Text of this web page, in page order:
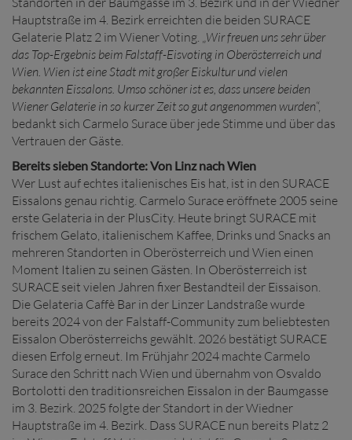
Hauptstraße im 4. Bezirk erreichten die beiden SURACE
Gelaterie Platz 2 im Wiener Voting. „Wir freuen uns sehr über
das Top-Ergebnis beim Falstaff-Eisvoting in Oberösterreich und
Wien. Wien ist eine Stadt mit großer Eiskultur und vielen
bekannten Eissalons. Umso schöner ist es, dass unsere beiden
Wiener Gelaterie in so kurzer Zeit so gut angenommen wurden“,
bedankt sich Carmelo Surace über jede Stimme und über das
Vertrauen der Gäste.
Bereits sieben Standorte: Von Linz nach Wien
Wer Lust auf echtes italienisches Eis hat, ist in den SURACE
Eissalons genau richtig. Carmelo Surace eröffnete 2005 seine
erste Gelateria in der PlusCity. Heute bringt SURACE mit
frischem Gelato, italienischem Kaffee, Drinks und Snacks an
mehreren Standorten in Oberösterreich und Wien einen
Moment Italien zu seinen Gästen. In Oberösterreich ist
SURACE seit vielen Jahren fixer Bestandteil der Eissaison.
Die Gelateria Caffè Bar in der Linzer Landstraße wurde
bereits 2024 von der Falstaff-Community zum beliebtesten
Eissalon Oberösterreichs gewählt. 2026 bestätigt SURACE
diesen Erfolg erneut. Im Frühjahr 2024 machte Carmelo
Surace den Schritt nach Wien und übernahm von Osvaldo
Bortolotti den traditionsreichen Eissalon in der Baumgasse
im 3. Bezirk. 2025 folgte der Standort in der Wiedner
Hauptstraße im 4. Bezirk. Dass SURACE nun bereits Platz 2